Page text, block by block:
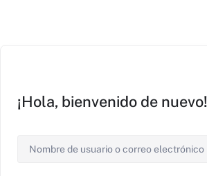
¡Hola, bienvenido de nuevo!